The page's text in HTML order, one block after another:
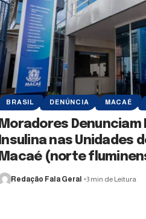
BRASIL DENÚNCIA MACAÉ
Moradores Denunciam
Insulina nas Unidades
Macaé (norte
Redação Fala Geral 3 min de Leitura